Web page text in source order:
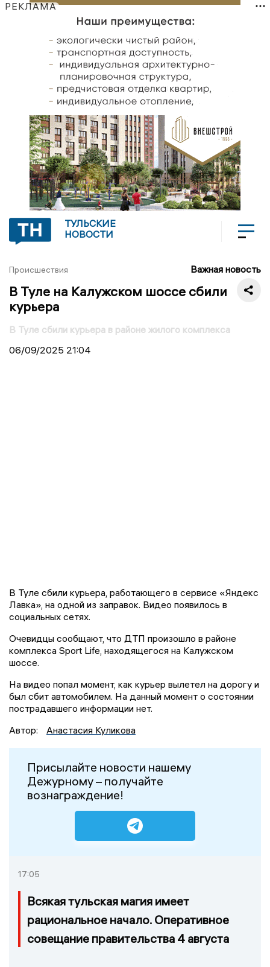
РЕКЛАМА
ТУЛЬСКИЕ
НОВОСТИ
Происшествия Важная новость
В Туле на Калужском шоссе сбили
курьера
В Туле сбили курьера в районе жилого комплекса
06/09/2025 21:04
В Туле сбили курьера, работающего в сервисе «Яндекс
Лавка», на одной из заправок. Видео появилось в
социальных сетях.
Очевидцы сообщают, что ДТП произошло в районе
комплекса Sport Life, находящегося на Калужском
шоссе.
На видео попал момент, как курьер вылетел на дорогу и
был сбит автомобилем. На данный момент о состоянии
пострадавшего информации нет.
Автор:
Анастасия Куликова
Присылайте новости нашему
Дежурному – получайте
вознаграждение!
17:05
Всякая тульская магия имеет
рациональное начало. Оперативное
совещание правительства 4 августа